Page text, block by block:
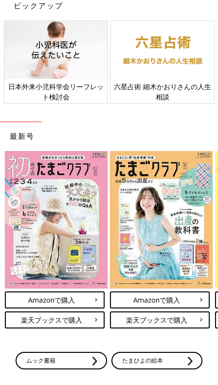
さらにつっこみが止まらない育児日記
Amazonで見る
前の話
いかに手をかけない
かの洗濯術【御手洗
直子のコマダム日
一覧
次の話
流行りにのっかった結
果、美味しいスイーツ
は買えたの？【御手洗
ピックアップ
日本外来小児科学会リーフレッ
ト検討会
六星占術 細木かおりさんの人生
相談
最新号
Amazonで購入
楽天ブックスで購入
Amazonで購入
楽天ブックスで購入
ムック書籍 たまひよの絵本